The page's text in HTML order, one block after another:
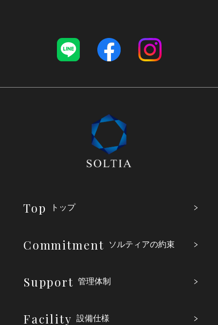
Top トップ
Commitment ソルティアの約束
Support 管理体制
Facility 設備仕様